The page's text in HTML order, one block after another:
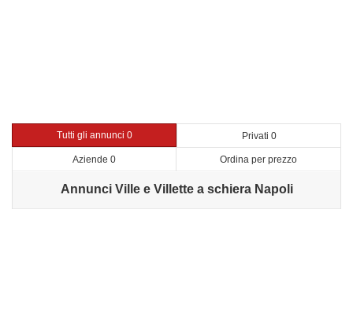
Tutti gli annunci 0 Privati 0
Aziende 0 Ordina per prezzo
Annunci Ville e Villette a schiera Napoli